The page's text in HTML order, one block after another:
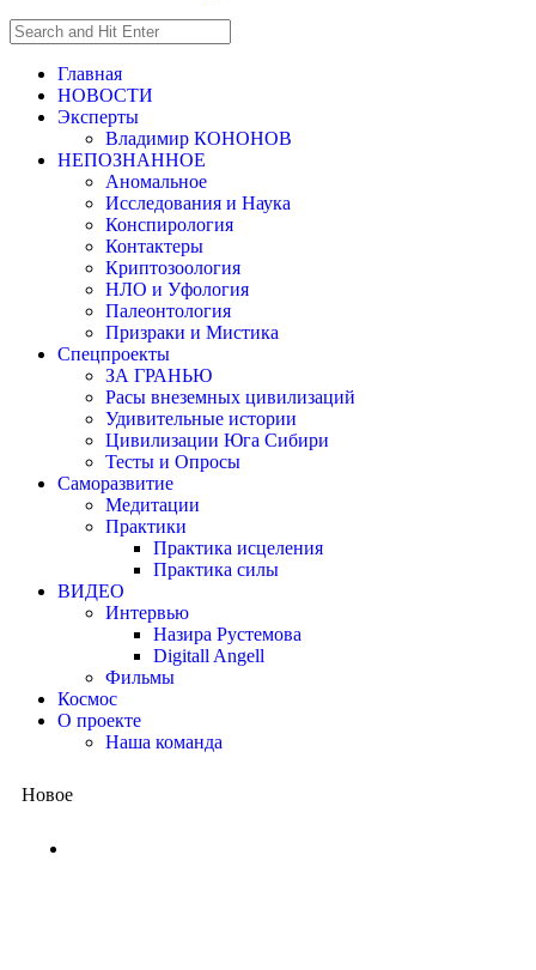
Главная
НОВОСТИ
Эксперты
Владимир КОНОНОВ
НЕПОЗНАННОЕ
Аномальное
Исследования и Наука
Конспирология
Контактеры
Криптозоология
НЛО и Уфология
Палеонтология
Призраки и Мистика
Спецпроекты
ЗА ГРАНЬЮ
Расы внеземных цивилизаций
Удивительные истории
Цивилизации Юга Сибири
Тесты и Опросы
Саморазвитие
Медитации
Практики
Практика исцеления
Практика силы
ВИДЕО
Интервью
Назира Рустемова
Digitall Angell
Фильмы
Космос
О проекте
Наша команда
Новое